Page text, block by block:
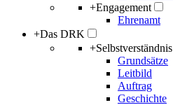
+Engagement
Ehrenamt
+Das DRK
+Selbstverständnis
Grundsätze
Leitbild
Auftrag
Geschichte